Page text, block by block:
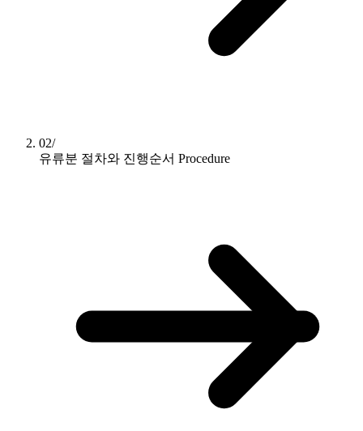
02/
유류분 절차와 진행순서 Procedure